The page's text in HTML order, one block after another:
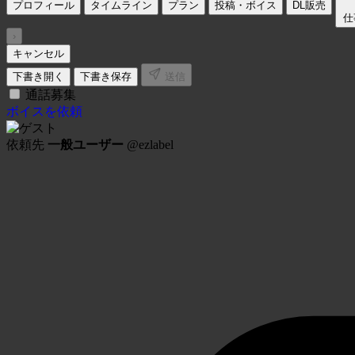
プロフィール タイムライン プラン 投稿・ボイス
DL販売
仕
›
仕事依頼DM
キャンセル
下書き開く
下書き保存 送信
通話募集
ボイスを依頼
依頼先 一般ユーザー @ezlabel